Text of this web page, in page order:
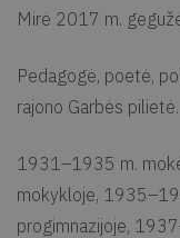
Mirė 2017 m.
Pedagogė, poetė,
rajono Garbės pilietė.
1931–1935 m.
mokykloje,
progimnazijoje,